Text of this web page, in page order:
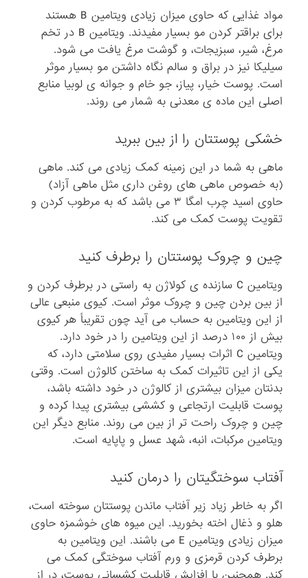
مواد غذایی که حاوی میزان زیادی ویتامین B هستند
برای براقتر کردن مو بسیار مفیدند. ویتامین B در تخم
مرغ، شیر، سبزیجات، و گوشت مرغ یافت می شود.
سیلیکا نیز در براق و سالم نگاه داشتن مو بسیار موثر
است. پوست خیار، پیاز، جو خام و جوانه ی لوبیا منابع
اصلی این ماده ی معدنی به شمار می روند.
خشکی پوستتان را از بین ببرید
ماهی به شما در این زمینه کمک زیادی می کند. ماهی
(به خصوص ماهی های روغن داری مثل ماهی آزاد)
حاوی اسید چرب امگا ۳ می باشد که به مرطوب کردن و
تقویت پوست کمک می کند.
چین و چروک پوستتان را برطرف کنید
ویتامین C سازنده ی کولاژن به راستی در برطرف کردن و
از بین بردن چین و چروک موثر است. کیوی منبعی عالی
از این ویتامین به حساب می آید چون تقریباً هر کیوی
بیش از ۱۰۰ درصد از این ویتامین را در خود دارد.
ویتامین C اثرات بسیار مفیدی روی سلامتی دارد، که
یکی از این تاثیرات کمک به ساختن کالوژن است. وقتی
بدنتان میزان بیشتری از کالوژن در خود داشته باشد،
پوست قابلیت ارتجاعی و کششی بیشتری پیدا کرده و
چین و چروک راحت تر از بین می روند. منابع دیگر این
ویتامین مرکبات، انبه، شهد عسل و پاپایه است.
آفتاب سوختگیتان را درمان کنید
اگر به خاطر زیاد زیر آفتاب ماندن پوستتان سوخته است،
هلو و ذغال اخته بخورید. این میوه های خوشمزه حاوی
میزان زیادی ویتامین E می باشند. این ویتامین به
برطرف کردن قرمزی و ورم آفتاب سوختگی کمک می